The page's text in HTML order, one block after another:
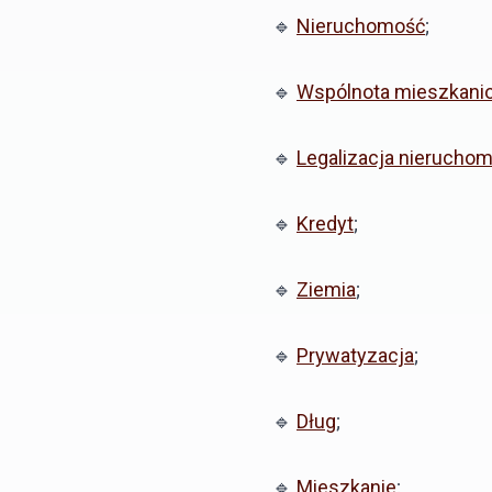
🔹 Nieruchomość;
🔹 Wspólnota
🔹 Legalizacja
🔹 Kredyt;
🔹 Ziemia;
🔹 Prywatyzacja;
🔹 Dług;
🔹 Mieszkanie;